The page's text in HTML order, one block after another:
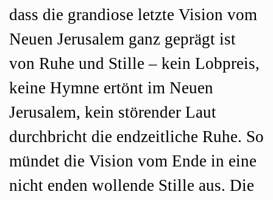
dass die grandiose letzte Vision vom
Neuen Jerusalem ganz geprägt ist
von Ruhe und Stille – kein Lobpreis,
keine Hymne ertönt im Neuen
Jerusalem, kein störender Laut
durchbricht die endzeitliche Ruhe. So
mündet die Vision vom Ende in eine
nicht enden wollende Stille aus. Die